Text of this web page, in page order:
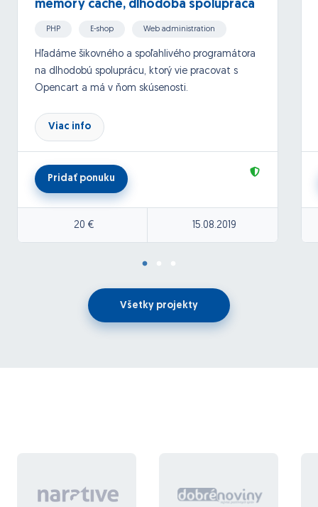
memory cache, dlhodobá spolupráca
PHP E-shop Web administration
Wordpress, Woocommerce
Zen-cart, OpenCart, CS Cart
Hľadáme šikovného a spoľahlivého programátora
na dlhodobú spoluprácu, ktorý vie pracovat s
Opencart a má v ňom skúsenosti.
Prioritne potrebujeme vyriešiť problém s stále
plnou memory cache.
Následne:
- malú úpravu theme
- nastavenie zabezpecenia
- správa webu
záujem, tak by išlo aj úpravy a správu tejto
Viac info
Pridať ponuku
20 € 15.08.2019
Všetky projekty